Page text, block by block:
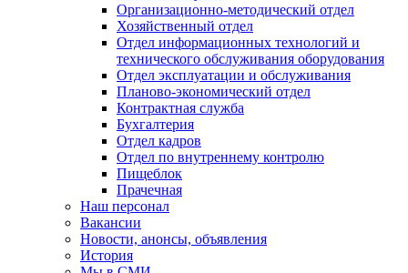
Организационно-методический отдел
Хозяйственный отдел
Отдел информационных технологий и
технического обслуживания оборудования
Отдел эксплуатации и обслуживания
Планово-экономический отдел
Контрактная служба
Бухгалтерия
Отдел кадров
Отдел по внутреннему контролю
Пищеблок
Прачечная
Наш персонал
Вакансии
Новости, анонсы, объявления
История